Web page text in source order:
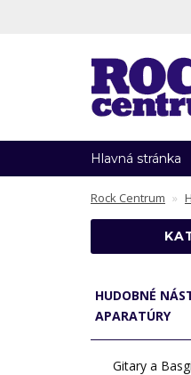
Hlavná stránka
Rock Centrum
HUDOBNÉ
APARATÚRY
Gitary a